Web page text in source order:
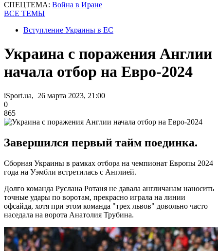
СПЕЦТЕМА: Война в Иране
ВСЕ ТЕМЫ
Вступление Украины в ЕС
Украина с поражения Англии
начала отбор на Евро-2024
iSport.ua, 26 марта 2023, 21:00
0
865
Завершился первый тайм поединка.
Сборная Украины в рамках отбора на чемпионат Европы 2024
года на Уэмбли встретилась с Англией.
Долго команда Руслана Ротаня не давала англичанам наносить
точные удары по воротам, прекрасно играла на линии
офсайда, хотя при этом команда "трех львов" довольно часто
наседала на ворота Анатолия Трубина.